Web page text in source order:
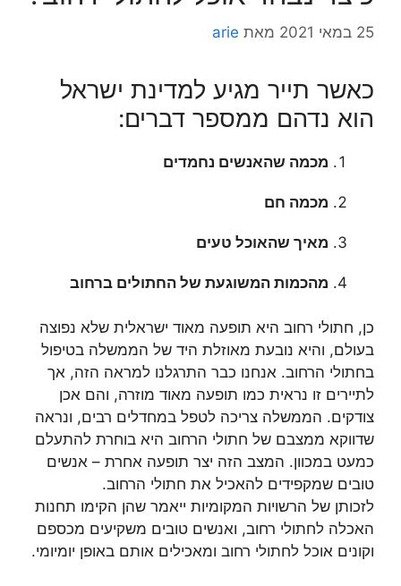
25 במאי 2021 מאת arie
כאשר תייר מגיע למדינת ישראל
הוא נדהם ממספר דברים:
מכמה שהאנשים נחמדים
מכמה חם
מאיך שהאוכל טעים
מהכמות המשוגעת של החתולים ברחוב
כן, חתולי רחוב היא תופעה מאוד ישראלית שלא נפוצה
בעולם, והיא נובעת מאוזלת היד של הממשלה בטיפול
בחתולי הרחוב. אנחנו כבר התרגלנו למראה הזה, אך
לתיירים זו נראית כמו תופעה מאוד מוזרה, והם אכן
צודקים. הממשלה צריכה לטפל במחדלים רבים, ונראה
שדווקא ממצבם של חתולי הרחוב היא בוחרת להתעלם
כמעט במכוון. המצב הזה יצר תופעה אחרת – אנשים
טובים שמקפידים להאכיל את חתולי הרחוב.
לזכותן של הרשויות המקומיות ייאמר שהן הקימו תחנות
האכלה לחתולי רחוב, ואנשים טובים משקיעים מכספם
וקונים אוכל לחתולי רחוב ומאכילים אותם באופן יומיומי.